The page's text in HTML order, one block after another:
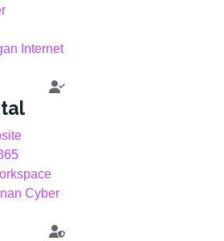
Internet
Cyber